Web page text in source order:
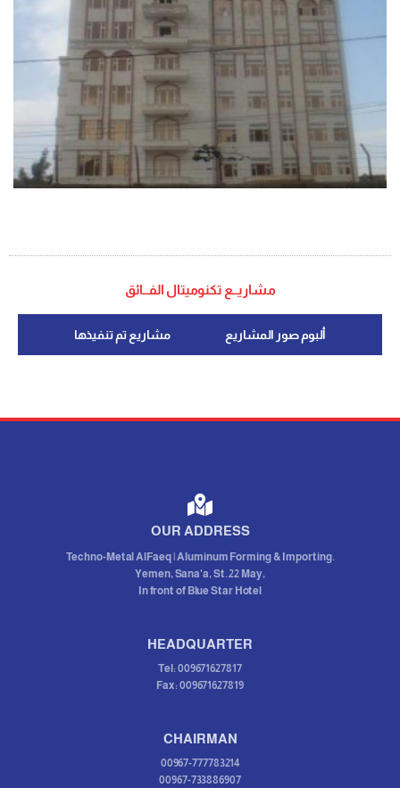
مشاريــع تكنوميتال الفــائق
مشاريع تم تنفيذها ألبوم صور المشاريع
OUR ADDRESS
Techno-Metal AlFaeq | Aluminum Forming & Importing.
Yemen, Sana'a, St. 22 May,
In front of Blue Star Hotel
HEADQUARTER
Tel: 009671627817
Fax: 009671627819
CHAIRMAN
00967-777783214
00967-733886907